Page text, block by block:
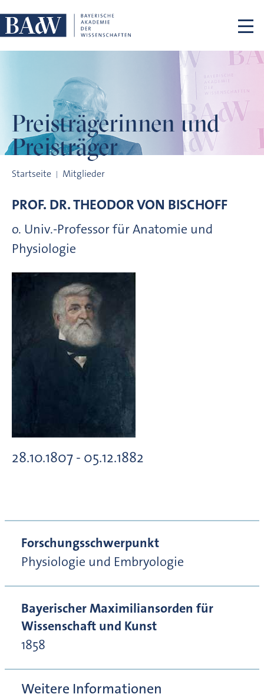
Preisträgerinnen und
Preisträger
Startseite Mitglieder
PROF. DR.THEODOR VON BISCHOFF
o. Univ.-Professor für Anatomie und
Physiologie
28.10.1807 - 05.12.1882
Forschungsschwerpunkt
Physiologie und Embryologie
Bayerischer Maximiliansorden für
Wissenschaft und Kunst
1858
Weitere Informationen